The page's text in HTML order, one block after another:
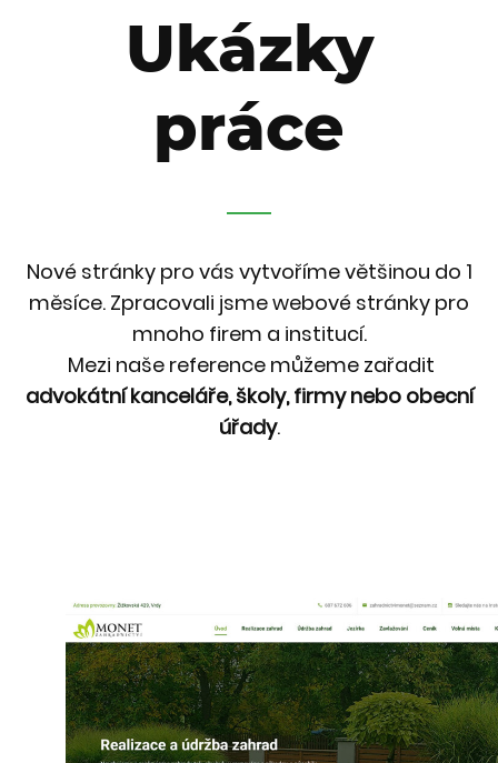
Ukázky
práce
Nové stránky pro vás vytvoříme většinou do 1
měsíce. Zpracovali jsme webové stránky pro
mnoho firem a institucí.
Mezi naše reference můžeme zařadit
advokátní kanceláře, školy, firmy nebo obecní
úřady.